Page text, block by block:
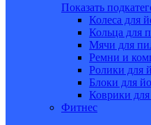
Показать
Колеса для
Кольца для
Мячи для
Ремни и
Ролики для
Блоки для
Коврики
Фитнес